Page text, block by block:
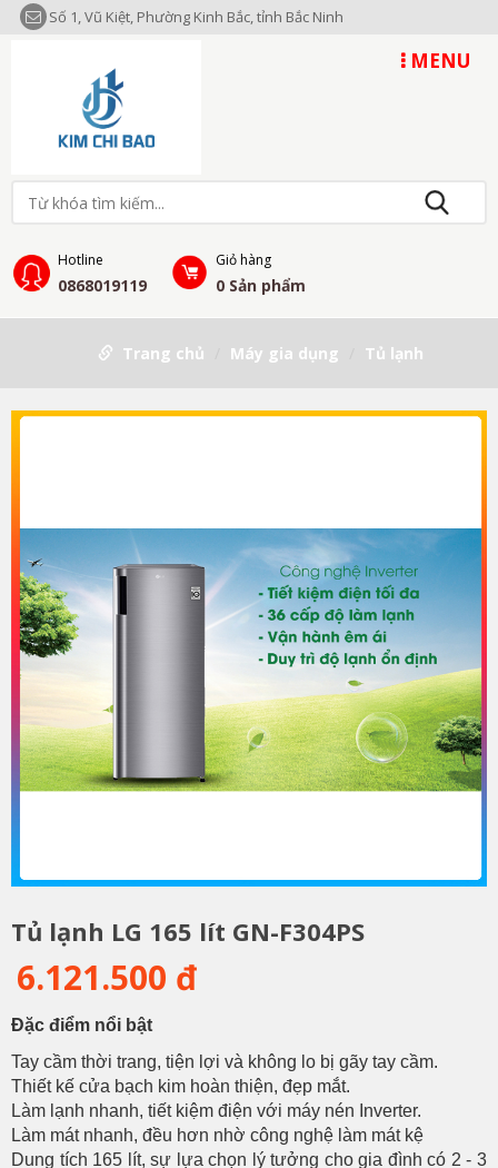
Số 1, Vũ Kiệt, Phường Kinh Bắc, tỉnh Bắc Ninh
MENU
Hotline
0868019119
Giỏ hàng
0 Sản phẩm
Trang chủ Máy gia dụng Tủ lạnh
Tủ lạnh LG 165 lít GN-F304PS
6.121.500 đ
Đặc điểm nổi bật
Tay cầm thời trang, tiện lợi và không lo bị gãy tay cầm.
Thiết kế cửa bạch kim hoàn thiện, đẹp mắt.
Làm lạnh nhanh, tiết kiệm điện với máy nén Inverter.
Làm mát nhanh, đều hơn nhờ công nghệ làm mát kệ
Dung tích 165 lít, sự lựa chọn lý tưởng cho gia đình có 2 - 3